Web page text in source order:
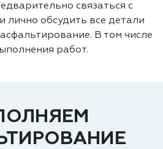
связаться с
обсудить все детали
В том числе
работ.